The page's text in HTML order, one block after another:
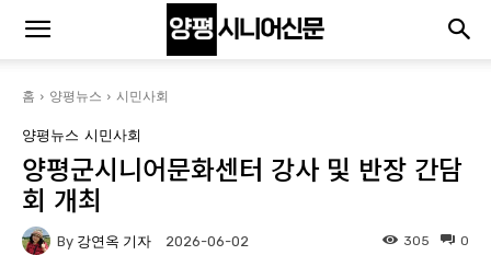
홈 양평뉴스 시민사회
양평뉴스 시민사회
양평군시니어문화센터 강사 및 반장 간담
회 개최
By 강연옥 기자 2026-06-02 0
305